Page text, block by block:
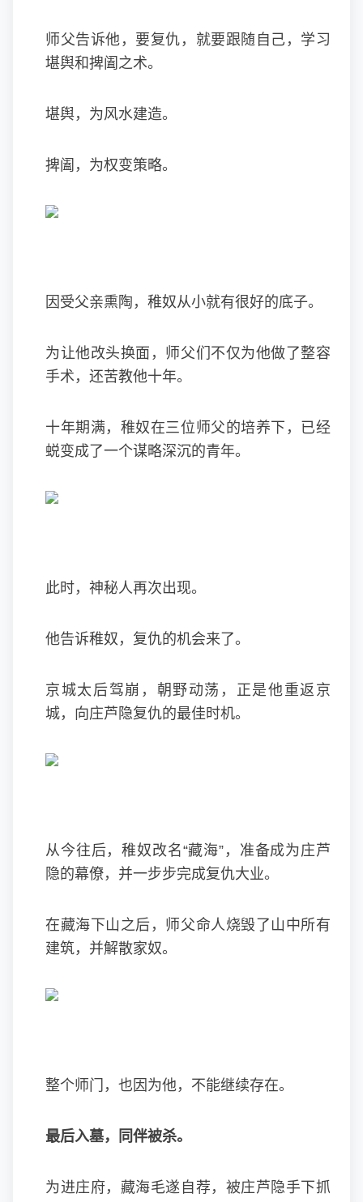
师父告诉他，要复仇，就要跟随自己，学习
堪舆和捭阖之术。
堪舆，为风水建造。
捭阖，为权变策略。
因受父亲熏陶，稚奴从小就有很好的底子。
为让他改头换面，师父们不仅为他做了整容
手术，还苦教他十年。
十年期满，稚奴在三位师父的培养下，已经
蜕变成了一个谋略深沉的青年。
此时，神秘人再次出现。
他告诉稚奴，复仇的机会来了。
京城太后驾崩，朝野动荡，正是他重返京
城，向庄芦隐复仇的最佳时机。
从今往后，稚奴改名“藏海”，准备成为庄芦
隐的幕僚，并一步步完成复仇大业。
在藏海下山之后，师父命人烧毁了山中所有
建筑，并解散家奴。
整个师门，也因为他，不能继续存在。
最后入墓，同伴被杀。
为进庄府，藏海毛遂自荐，被庄芦隐手下抓